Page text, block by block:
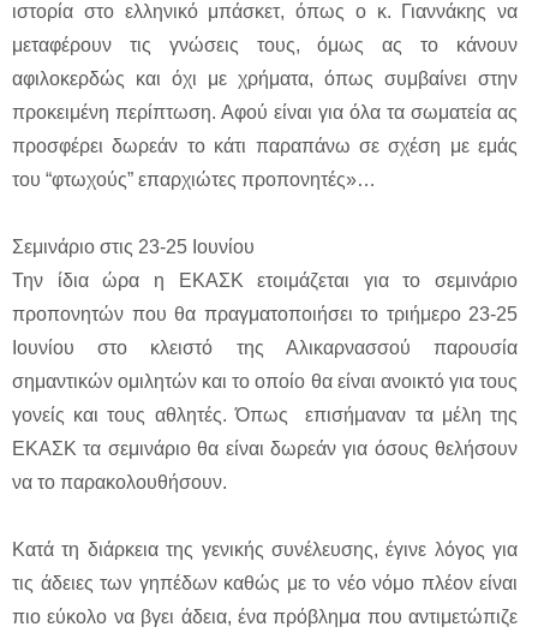
ιστορία στο ελληνικό μπάσκετ, όπως ο κ. Γιαννάκης να
μεταφέρουν τις γνώσεις τους, όμως ας το κάνουν
αφιλοκερδώς και όχι με χρήματα, όπως συμβαίνει στην
προκειμένη περίπτωση. Αφού είναι για όλα τα σωματεία ας
προσφέρει δωρεάν το κάτι παραπάνω σε σχέση με εμάς
του “φτωχούς” επαρχιώτες προπονητές»…
Σεμινάριο στις 23-25 Ιουνίου
Την ίδια ώρα η ΕΚΑΣΚ ετοιμάζεται για το σεμινάριο
προπονητών που θα πραγματοποιήσει το τριήμερο 23-25
Ιουνίου στο κλειστό της Αλικαρνασσού παρουσία
σημαντικών ομιλητών και το οποίο θα είναι ανοικτό για τους
γονείς και τους αθλητές. Όπως επισήμαναν τα μέλη της
ΕΚΑΣΚ τα σεμινάριο θα είναι δωρεάν για όσους θελήσουν
να το παρακολουθήσουν.
Κατά τη διάρκεια της γενικής συνέλευσης, έγινε λόγος για
τις άδειες των γηπέδων καθώς με το νέο νόμο πλέον είναι
πιο εύκολο να βγει άδεια, ένα πρόβλημα που αντιμετώπιζε